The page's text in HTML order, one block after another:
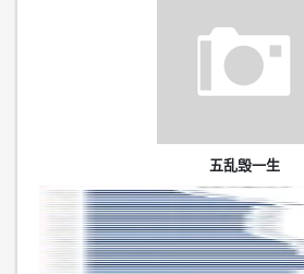
五乱毁一生